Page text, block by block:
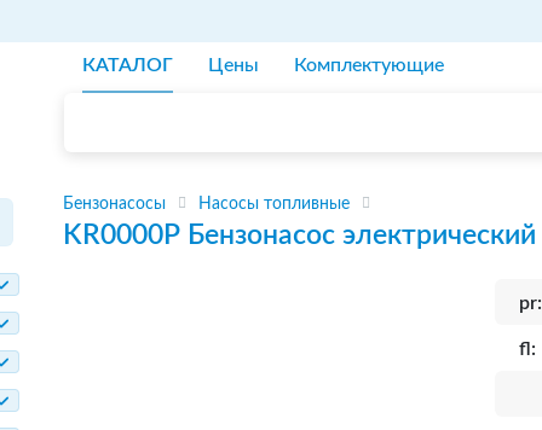
КАТАЛОГ Цены Комплектующие
Бензонасосы Насосы топливные
KR0000P Бензонасос электрический
pr:
fl: